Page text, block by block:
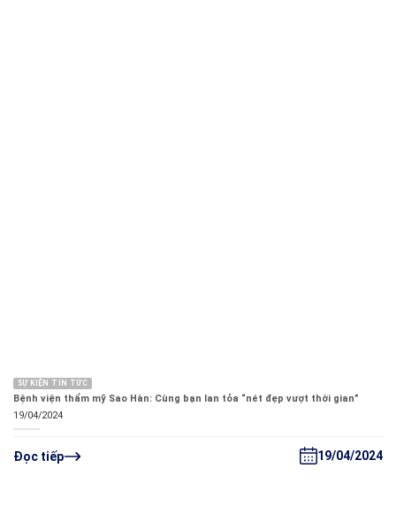
SỰ KIỆN TIN TỨC
Bệnh viện thẩm mỹ Sao Hàn: Cùng bạn lan tỏa “nét đẹp vượt thời gian”
19/04/2024
Đọc tiếp 19/04/2024